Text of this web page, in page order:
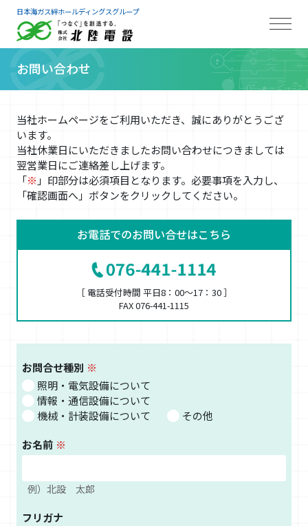
日本海ガス絆ホールディングスグループ
お問い合わせ
当社ホームページをご利用いただき、誠にありがとうござ
います。
当社休業日にいただきましたお問い合わせにつきましては
翌営業日にご連絡差し上げます。
「※ 」印部分は必須項目となります。必要事項を入力し、
「確認画面へ」ボタンをクリックしてください。
お電話でのお問い合せはこちら
［ 電話受付時間 平日8：00〜17：30 ］
FAX 076-441-1115
お問合せ種別
照明・電気設備について
情報・通信設備について
機械・計装設備について
その他
お名前
例）北設 太郎
フリガナ